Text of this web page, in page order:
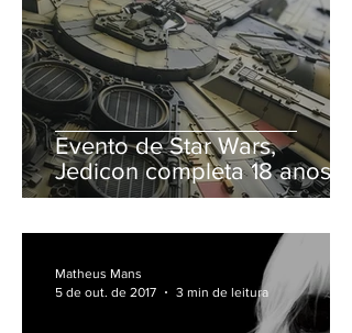
Evento de Star Wars,
Jedicon completa 18 anos e
fica mais grandiosa
Matheus Mans
5 de out. de 2017
3 min de leitura